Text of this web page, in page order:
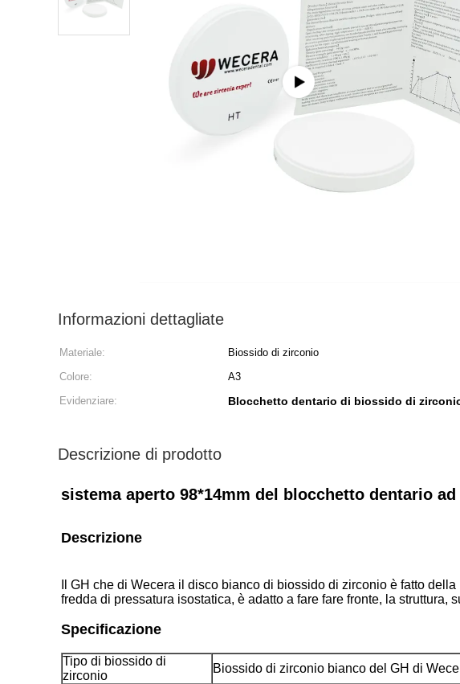
Informazioni dettagliate
Materiale: Biossido di zirconio
Colore:
A3
Evidenziare:
Blocchetto dentario di biossido di
Descrizione di prodotto
sistema aperto 98*14mm del blocchetto dentario
Descrizione
Il GH che di Wecera il disco bianco di biossido di zirconio è fatto
fredda di pressatura isostatica, è adatto a fare fare fronte, la
Specificazione
Tipo di biossido di
zirconio
Biossido di zirconio bianco del GH di